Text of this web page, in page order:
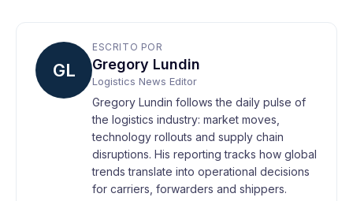
GL
ESCRITO POR
Gregory Lundin
Logistics News Editor
Gregory Lundin follows the daily pulse of
the logistics industry: market moves,
technology rollouts and supply chain
disruptions. His reporting tracks how global
trends translate into operational decisions
for carriers, forwarders and shippers.